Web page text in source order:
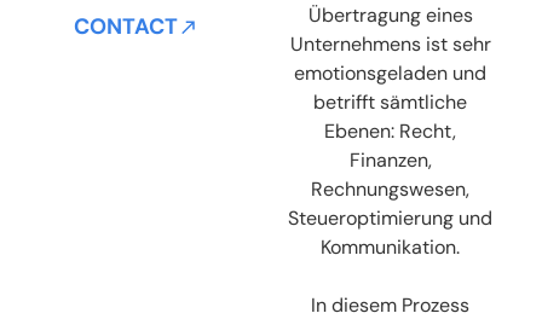
CONTACT
Übertragung eines
Unternehmens ist sehr
emotionsgeladen und
betrifft sämtliche
Ebenen: Recht,
Finanzen,
Rechnungswesen,
Steueroptimierung und
Kommunikation.
In diesem Prozess